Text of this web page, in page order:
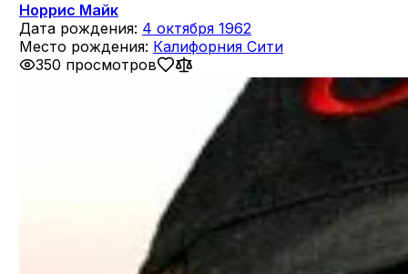
Норрис Майк
Дата рождения: 4 октября 1962
Место рождения: Калифорния Сити
350 просмотров